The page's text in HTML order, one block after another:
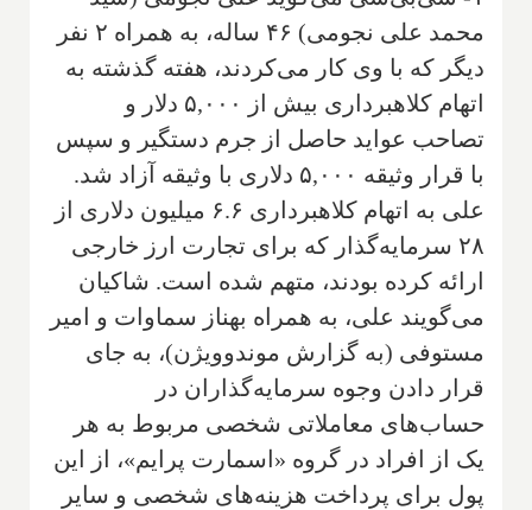
محمد علی نجومی) ۴۶ ساله، به همراه ۲ نفر
دیگر که با وی کار می‌کردند، هفته گذشته به
اتهام کلاهبرداری بیش از ۵,۰۰۰ دلار و
تصاحب عواید حاصل از جرم دستگیر و سپس
با قرار وثیقه ۵,۰۰۰ دلاری با وثیقه آزاد شد.
علی به اتهام کلاهبرداری ۶.۶ میلیون دلاری از
۲۸ سرمایه‌گذار که برای تجارت ارز خارجی
ارائه کرده بودند، متهم شده است. شاکیان
می‌گویند علی، به همراه بهناز سماوات و امیر
مستوفی (به گزارش موندوویژن)، به جای
قرار دادن وجوه سرمایه‌گذاران در
حساب‌های معاملاتی شخصی مربوط به هر
یک از افراد در گروه «اسمارت پرایم»، از این
پول برای پرداخت هزینه‌های شخصی و سایر